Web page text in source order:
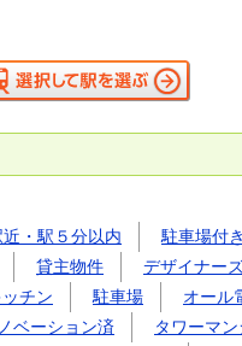
近・駅５分以内 駐車場付き
貸主物件 デザイナー
チン 駐車場 オール
ベーション済
タワーマン